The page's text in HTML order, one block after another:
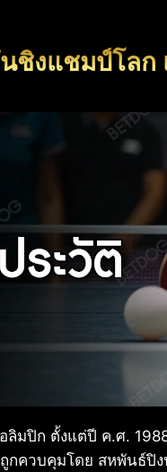
ชิงแชมป์โลก
ลิมปิก ตั้งแต่ปี ค.ศ.
กควบคุมโดย สหพันธ์ปิ